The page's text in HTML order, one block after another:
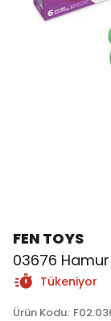
FEN TOYS
03676
Tükeniyor
Ürün Kodu: